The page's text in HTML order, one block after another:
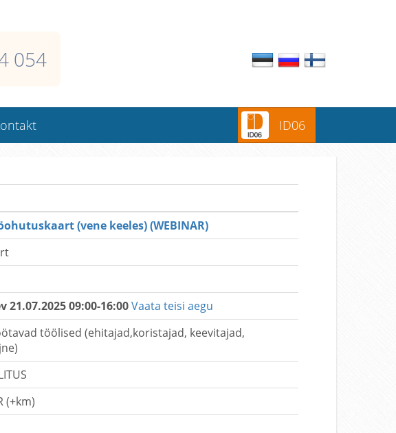
054
ID06
(vene keeles) (WEBINAR)
21.07.2025 09:00-16:00 Vaata teisi aegu
töölised (ehitajad,koristajad, keevitajad,
(+km)